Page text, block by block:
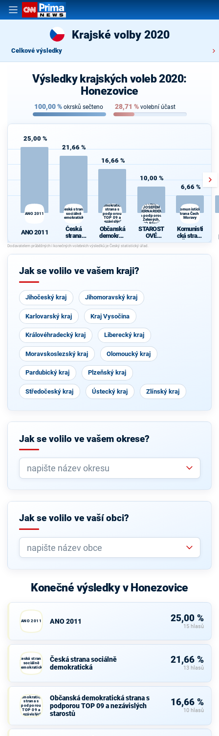
Krajské volby 2020
Celkové výsledky
Výsledky krajských voleb 2020:
Honezovice
100,00% okrsků sečteno 28,71 % volební účast
25,00 %
ANO 2011
ANO 2011
21,66 %
Česká strana
sociálně
demokratická
Česká
strana
sociálně
demokrati
cká
16,66 %
demokratická
strana s
podporou
TOP 09 a
nezávislých
starostů
Občanská
demokrati
cká strana
s podporou
TOP 09 a
h starostů
10,00 %
(STAN) s
JOSEFEM
BERNARDEM
a podporou
Zelených,
PRO Plzeň a
Idealistů
STAROST
OVÉ
(STAN) s
JOSEFEM
BERNARD
a Idealistů
6,66 %
Komunistická
strana Čech a
Moravy
Komunisti
cká strana
Čech a
Jak se volilo ve vašem kraji?
Jihočeský kraj Jihomoravský kraj
Karlovarský kraj Kraj Vysočina
Královéhradecký kraj Liberecký kraj
Moravskoslezský kraj Olomoucký kraj
Pardubický kraj Plzeňský kraj
Středočeský kraj Ústecký kraj Zlínský kraj
Jak se volilo ve vašem okrese?
Jak se volilo ve vaší obci?
Konečné výsledky v Honezovice
ANO 2011 ANO 2011 25,00 %
15 hlasů
Česká strana
sociálně
demokratická
Česká strana sociálně
demokratická
21,66 %
13 hlasů
demokratická
strana s
podporou
TOP 09 a
nezávislých
starostů
Občanská demokratická strana s
podporou TOP 09 a nezávislých
starostů
16,66 %
10 hlasů